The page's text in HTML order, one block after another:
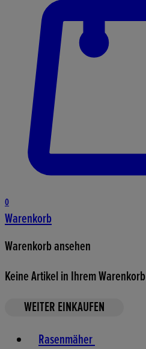
0
Warenkorb
Warenkorb ansehen
Keine Artikel in Ihrem Warenkorb
WEITER EINKAUFEN
Rasenmäher